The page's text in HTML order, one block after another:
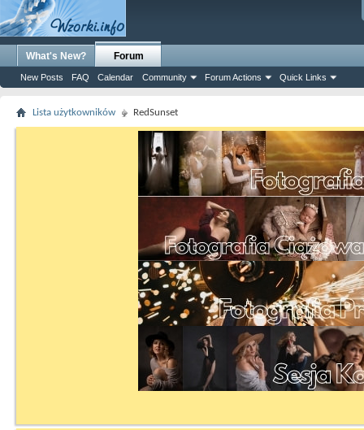
What's New? Forum
New Posts FAQ Calendar Community Forum Actions Quick Links
Lista użytkowników RedSunset